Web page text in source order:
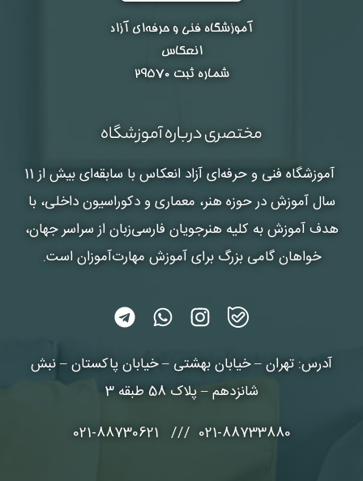
آموزشگاه فنی و حرفه‌ای آزاد
انعکاس
شماره ثبت ۲۹۵۷۰
مختصری درباره آموزشگاه
آموزشگاه فنی و حرفه‌ای آزاد انعکاس
با سابقه‌ای بیش از 11
سال آموزش در حوزه هنر، معماری و دکوراسیون داخلی، با
هدف آموزش به کلیه هنرجویان فارسی‌زبان از سراسر جهان،
خواهان گامی بزرگ برای آموزش مهارت‌آموزان است.
آدرس: تهران – خیابان بهشتی – خیابان پاکستان – نبش
شانزدهم – پلاک 58 طبقه 3
021-88733880 /// 021-88730621